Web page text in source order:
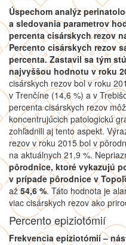
Úspechom analýz
a sledovania parametrov
percenta cisárskych rezov
Percento cisárskych rezov
percenta. Zastavil sa tým
najvyššou hodnotu v roku
cisárskych rezov bol v roku
v Trenčíne (14,6 %) a v
percenta cisárskych rezov
koncentrujúcich patologickú
zohľadnili aj tento aspekt.
rezov v roku 2015 bol v
na aktuálnych 21,9 %.
pôrodnice, ktoré vykazujú
v prípade pôrodnice v
až54,6 %. Táto hodnota je
viac cisárskych rezov ako
Percento epiziotómií
Frekvencia epiziotómií –